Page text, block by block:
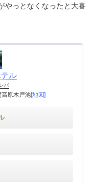
やっとなくなったと大喜
ル
バ
原木戸池[地図]